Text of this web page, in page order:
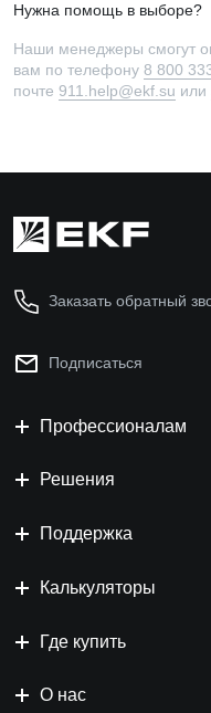
Нужна помощь в выборе?
Наши менеджеры смогут
вам по телефону 8 800
почте 911.help@ekf.su или
Заказать обратный
Подписаться
Профессионалам
Решения
Поддержка
Калькуляторы
Где купить
О нас